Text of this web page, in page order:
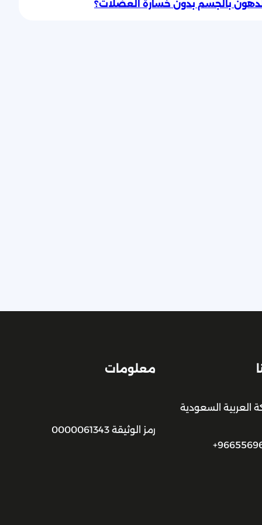
بالجسم بدون خسارة العضلات؟
العربية السعودية
معلومات
رمز الوثيقة 0000061343